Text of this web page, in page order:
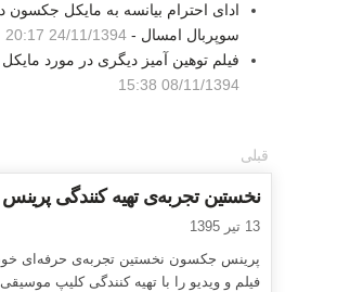
ادای احترام بیانسه به مایکل
سوپربال امسال - 24/11/1394 20:17
فیلم توهین آمیز دیگری در مورد
08/11/1394 15:38
قبلی
نخستین تجربه‌ی تهیه کنندگی
13 تیر 1395
پرینس جکسون نخستین تجربه‌ی حرفه‌ای
فیلم و ویدیو را با تهیه کنندگی کلیپ